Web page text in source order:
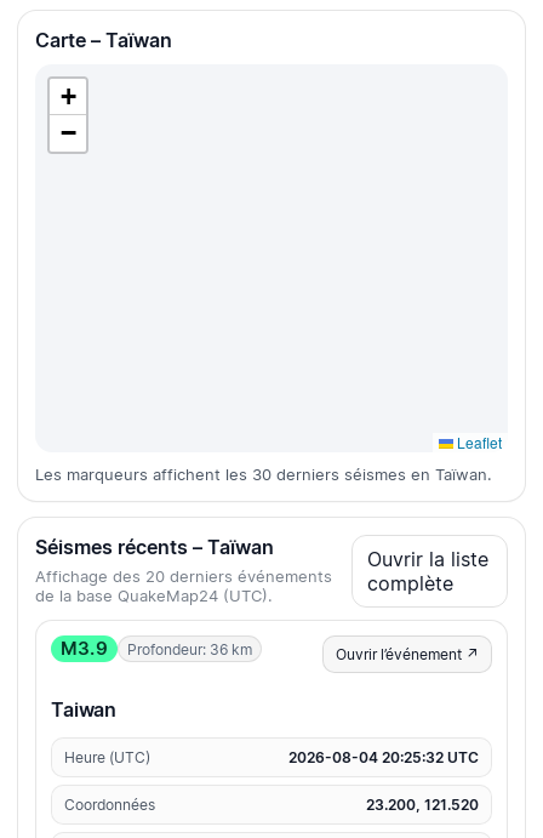
Carte – Taïwan
+
−
Leaflet
Les marqueurs affichent les 30 derniers séismes en Taïwan.
Séismes récents – Taïwan
Affichage des 20 derniers événements
de la base QuakeMap24 (UTC).
Ouvrir la liste
complète
M3.9 Profondeur: 36 km Ouvrir l’événement ↗
Taiwan
Heure (UTC) 2026-08-04 20:25:32 UTC
Coordonnées 23.200, 121.520